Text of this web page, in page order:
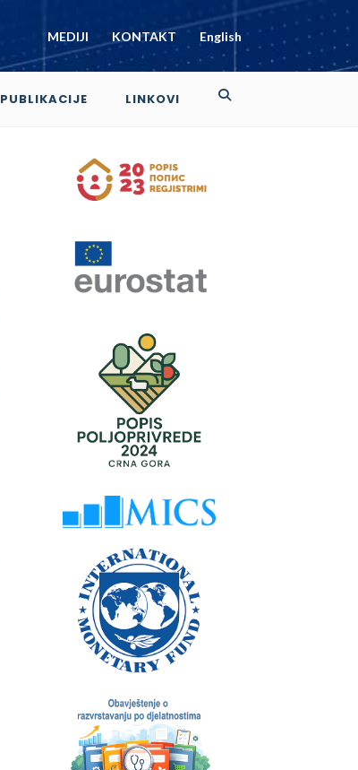
MEDIJI KONTAKT English
PUBLIKACIJE LINKOVI